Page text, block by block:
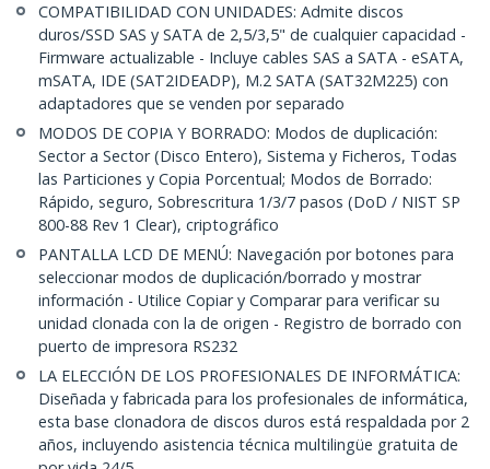
COMPATIBILIDAD CON UNIDADES: Admite discos
duros/SSD SAS y SATA de 2,5/3,5" de cualquier capacidad -
Firmware actualizable - Incluye cables SAS a SATA - eSATA,
mSATA, IDE (SAT2IDEADP), M.2 SATA (SAT32M225) con
adaptadores que se venden por separado
MODOS DE COPIA Y BORRADO: Modos de duplicación:
Sector a Sector (Disco Entero), Sistema y Ficheros, Todas
las Particiones y Copia Porcentual; Modos de Borrado:
Rápido, seguro, Sobrescritura 1/3/7 pasos (DoD / NIST SP
800-88 Rev 1 Clear), criptográfico
PANTALLA LCD DE MENÚ: Navegación por botones para
seleccionar modos de duplicación/borrado y mostrar
información - Utilice Copiar y Comparar para verificar su
unidad clonada con la de origen - Registro de borrado con
puerto de impresora RS232
LA ELECCIÓN DE LOS PROFESIONALES DE INFORMÁTICA:
Diseñada y fabricada para los profesionales de informática,
esta base clonadora de discos duros está respaldada por 2
años, incluyendo asistencia técnica multilingüe gratuita de